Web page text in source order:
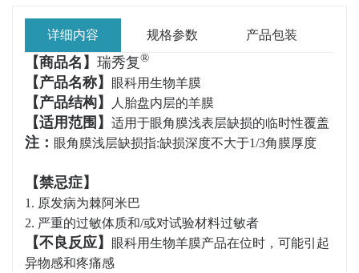
详细内容 规格参数 产品包装
【商品名】 瑞秀复®
【产品名称】 眼科用生物羊膜
【产品结构】 人胎盘内层的羊膜
【适用范围】 适用于眼角膜浅表层缺损的临时性覆盖
注： 眼角膜浅层缺损指:缺损深度不大于1/3角膜厚度
【禁忌症】
1. 原发病为棘阿米巴
2. 严重的过敏体质和/或对试验材料过敏者
【不良反应】
眼科用生物羊膜产品在位时，可能引起
异物感和疼痛感